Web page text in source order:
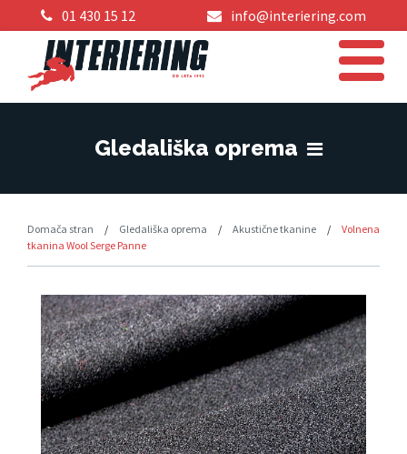
01 430 15 12 info@interiering.com
Gledališka oprema
Domača stran / Gledališka oprema / Akustične tkanine /
Volnena
tkanina Wool Serge Panne